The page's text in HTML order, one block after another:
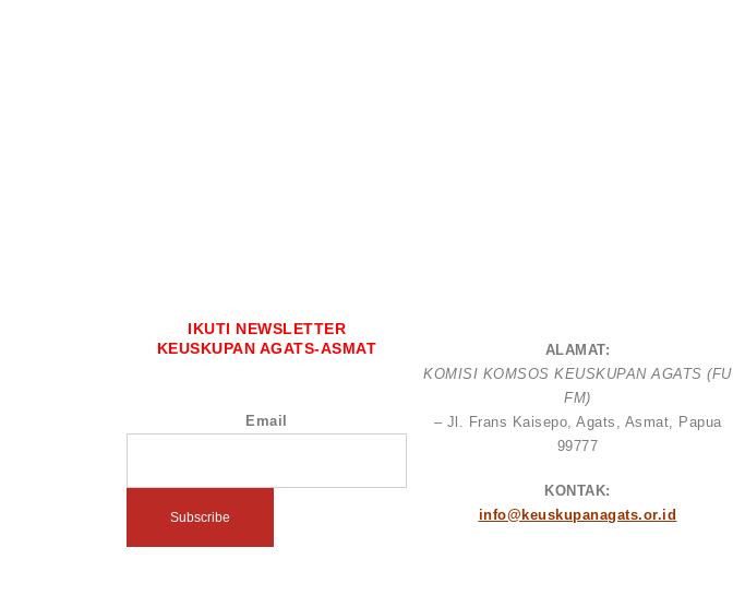
IKUTI NEWSLETTER
KEUSKUPAN AGATS-ASMAT
Email
ALAMAT:
KOMISI KOMSOS KEUSKUPAN AGATS (FU
FM)
– Jl. Frans Kaisepo, Agats, Asmat, Papua
99777
KONTAK:
info@keuskupanagats.or.id